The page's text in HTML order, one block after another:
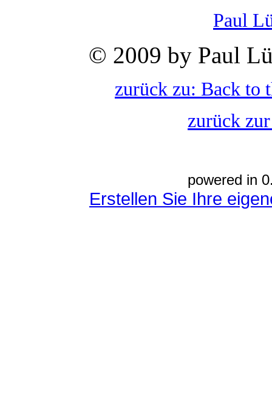
Paul
© 2009 by Paul
zurück zu: Back to
zurück
powered in
Erstellen Sie Ihre